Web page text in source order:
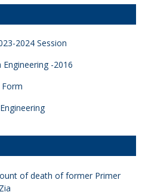
2024 Session
-2016
Form
of death of former Primer